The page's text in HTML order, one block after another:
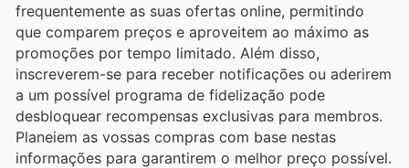
frequentemente as suas ofertas online, permitindo
que comparem preços e aproveitem ao máximo as
promoções por tempo limitado. Além disso,
inscreverem-se para receber notificações ou aderirem
a um possível programa de fidelização pode
desbloquear recompensas exclusivas para membros.
Planeiem as vossas compras com base nestas
informações para garantirem o melhor preço possível.